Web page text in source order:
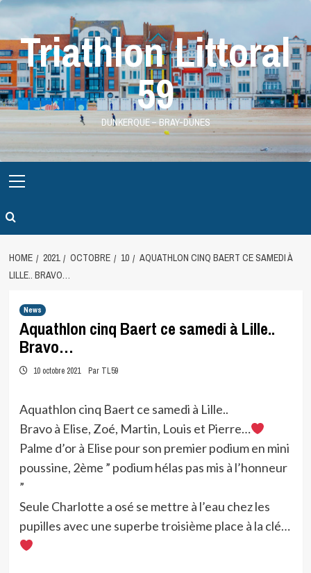
Skip
contentTriathlon Littoral
59
DUNKERQUE – BRAY-DUNES
Menu
HOME 2021 OCTOBRE 10
AQUATHLON CINQ BAERT CE SAMEDI À
LILLE.. BRAVO…
News
Aquathlon cinq Baert ce samedi à Lille..
Bravo…
10 octobre 2021 Par TL59
Aquathlon cinq Baert ce samedi à Lille..
Bravo à Elise, Zoé, Martin, Louis et Pierre…
Palme d’or à Elise pour son premier podium en mini
poussine, 2ème ” podium hélas pas mis à l’honneur
”
Seule Charlotte a osé se mettre à l’eau chez les
pupilles avec une superbe troisième place à la clé…